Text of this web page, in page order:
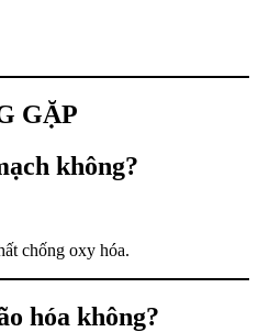
GẶP
không?
chống oxy hóa.
hóa không?